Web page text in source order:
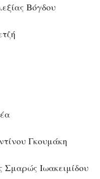
Βόγδου
Γκουμάκη
Σμαρώς Ιωακειμίδου